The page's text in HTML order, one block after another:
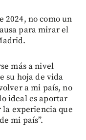
2024, no como un
para mirar el
más a nivel
su hoja de vida
a mi país, no
ideal es aportar
experiencia que
mi país”.